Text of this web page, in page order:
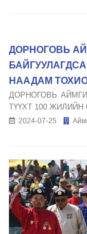
ДОРНОГОВЬ
НААДАМ
ДОРНОГОВЬ
ТҮҮХТ 100
2024-07-25